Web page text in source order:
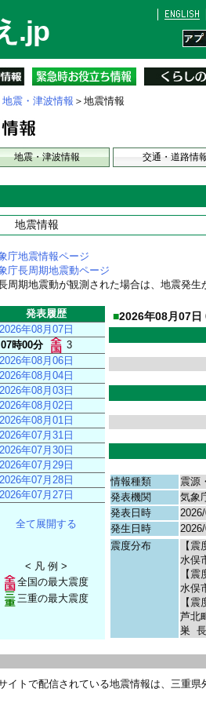
.jp
地震・津波情報 ＞地震情報
地震・津波情報 交通・道路情
地震情報
庁地震情報ページ
庁長周期地震動ページ
周期地震動が観測された場合は、地震発生
発表履歴
2026年08月07日
07時00分
3
2026年08月06日
2026年08月04日
2026年08月03日
2026年08月02日
2026年08月01日
2026年07月31日
2026年07月30日
2026年07月29日
2026年07月28日
2026年07月27日
全て展開する
< 凡 例 >
全国の最大震度
三重の最大震度
■2026年08月07日
情報種類
震源
発表機関
気象
発表日時
発生日時
震度分布
【震
水俣
【震
水俣
【震
芦北
巣
イトで配信されている地震情報は、三重県